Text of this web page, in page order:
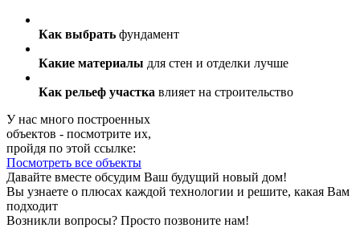
Как выбрать фундамент
Какие материалы для стен и отделки лучше
Как рельеф участка влияет на строительство
У нас много построенных
объектов - посмотрите их,
пройдя по этой ссылке:
Посмотреть все объекты
Давайте вместе обсудим Ваш будущий новый дом!
Вы узнаете о плюсах каждой технологии и решите, какая Вам
подходит
Возникли вопросы? Просто позвоните нам!